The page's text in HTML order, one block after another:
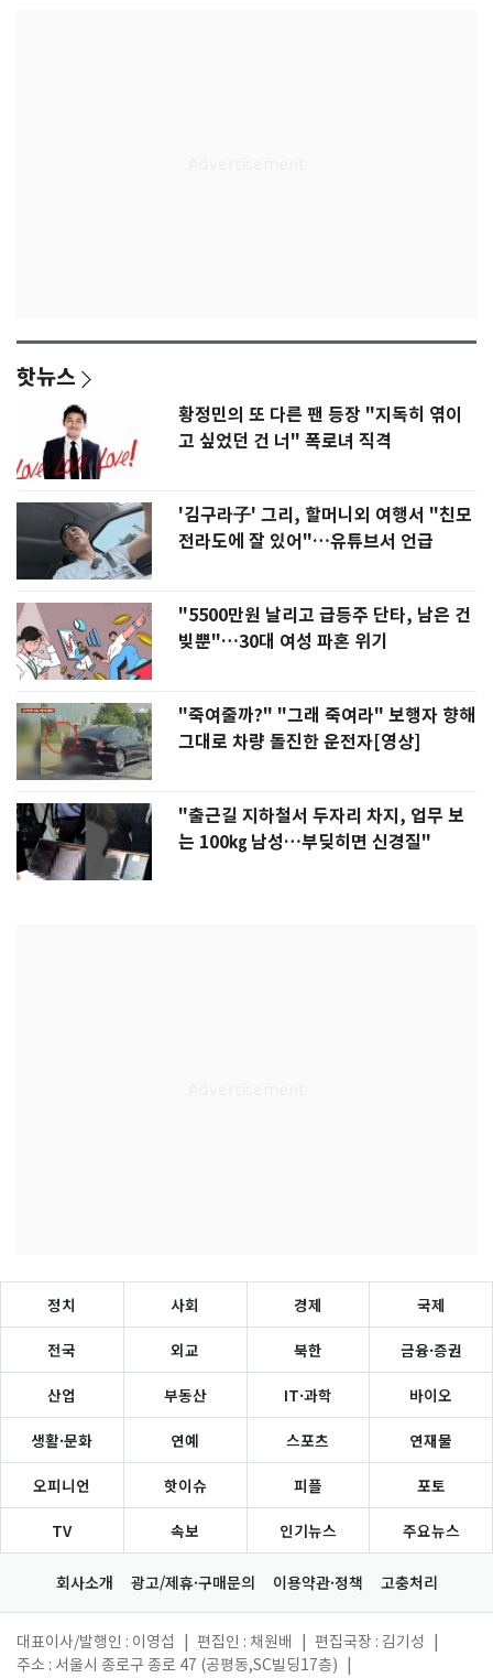
핫뉴스
황정민의 또 다른 팬 등장 "지독히 엮이
고 싶었던 건 너" 폭로녀 직격
'김구라子' 그리, 할머니외 여행서 "친모
전라도에 잘 있어"…유튜브서 언급
"5500만원 날리고 급등주 단타, 남은 건
빚뿐"…30대 여성 파혼 위기
"죽여줄까?" "그래 죽여라" 보행자 향해
그대로 차량 돌진한 운전자[영상]
"출근길 지하철서 두자리 차지, 업무 보
는 100㎏ 남성…부딪히면 신경질"
정치 사회 경제 국제
전국 외교 북한 금융·증권
산업 부동산 IT·과학 바이오
생활·문화 연예 스포츠 연재물
오피니언 핫이슈 피플 포토
TV 속보 인기뉴스 주요뉴스
회사소개 광고/제휴·구매문의 이용약관·정책 고충처리
대표이사/발행인 : 이영섭 편집인 : 채원배 편집국장 : 김기성
주소 : 서울시 종로구 종로 47 (공평동,SC빌딩17층)